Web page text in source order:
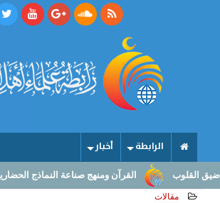
الرابطة أخبار
القرآن ومنهج صناعة النماذج الحضارية
مقالات